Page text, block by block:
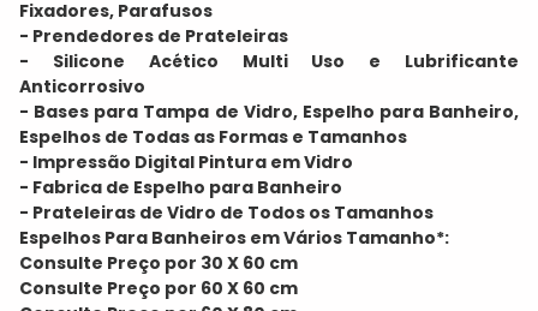
Fixadores, Parafusos
- Prendedores de Prateleiras
- Silicone Acético Multi Uso e Lubrificante
Anticorrosivo
- Bases para Tampa de Vidro, Espelho para Banheiro,
Espelhos de Todas as Formas e Tamanhos
- Impressão Digital Pintura em Vidro
- Fabrica de Espelho para Banheiro
- Prateleiras de Vidro de Todos os Tamanhos
Espelhos Para Banheiros em Vários Tamanho*:
Consulte Preço por 30 X 60 cm
Consulte Preço por 60 X 60 cm